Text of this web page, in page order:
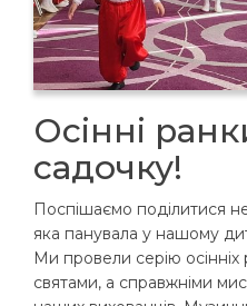
Осінні
садочку!
Поспішаємо поділитися
яка панувала у нашому
Ми провели серію осінніх
святами, а справжніми